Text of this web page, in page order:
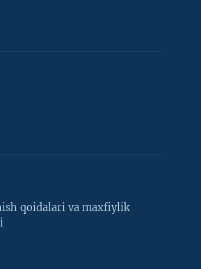
qoidalari va maxfiylik